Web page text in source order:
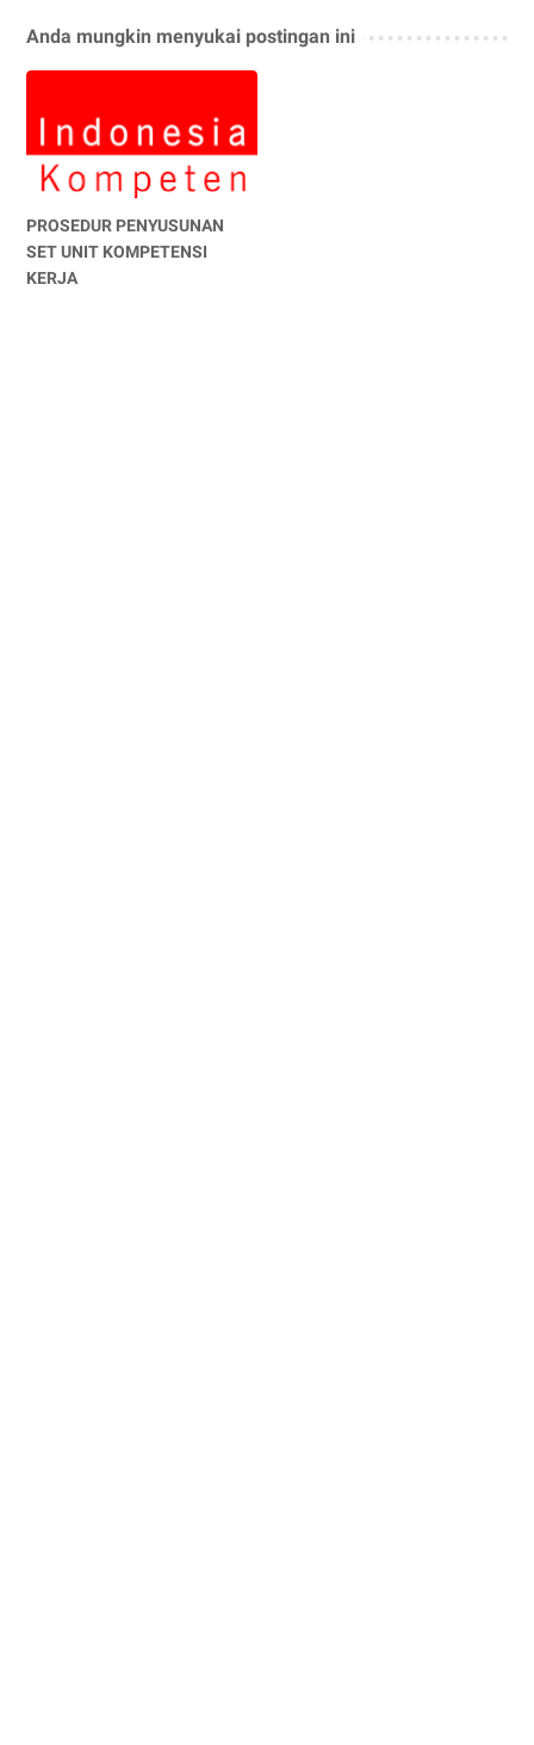
Anda mungkin menyukai postingan ini
PROSEDUR PENYUSUNAN
SET UNIT KOMPETENSI
KERJA